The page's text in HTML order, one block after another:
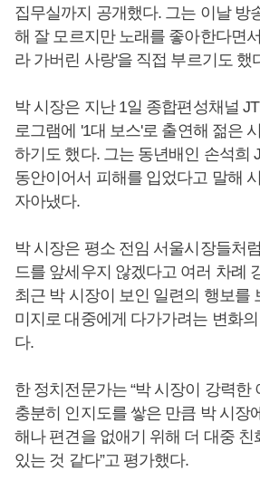
집무실까지 공개했다. 그는 이날 방
해 잘 모르지만 노래를 좋아한다면
라 가버린 사랑'을 직접 부르기도 했
박 시장은 지난 1일 종합편성채널
로그램에 '1대 보스'로 출연해 젊은
하기도 했다. 그는 동년배인 손석희
동안이어서 피해를 입었다고 말해
자아냈다.
박 시장은 평소 전임 서울시장들처
드를 앞세우지 않겠다고 여러 차례
최근 박 시장이 보인 일련의 행보를
미지로 대중에게 다가가려는 변화
다.
한 정치전문가는 “박 시장이 강력한
충분히 인지도를 쌓은 만큼 박 시장
해나 편견을 없애기 위해 더 대중
있는 것 같다”고 평가했다.